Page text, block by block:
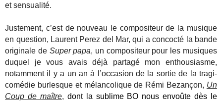
et sensualité.
Justement, c’est de nouveau le compositeur de la musique
en question, Laurent Perez del Mar, qui a concocté la bande
originale deSuper papa, un compositeur pour les musiques
duquel je vous avais déjà partagé mon enthousiasme,
notamment il y a un an à l’occasion de la sortie de la tragi-
comédie burlesque et mélancolique de Rémi Bezançon, Un
Coup de maître, dont la sublime BO nous envoûte dès le